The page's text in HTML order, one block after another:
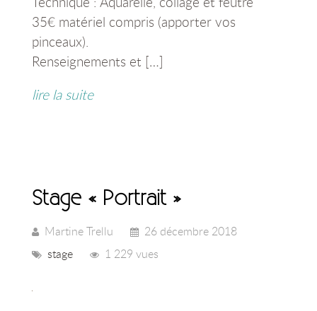
35€ matériel compris (apporter vos
pinceaux).
Renseignements et […]
lire la suite
Stage « Portrait »
Martine Trellu
26 décembre 2018
stage
1 229 vues